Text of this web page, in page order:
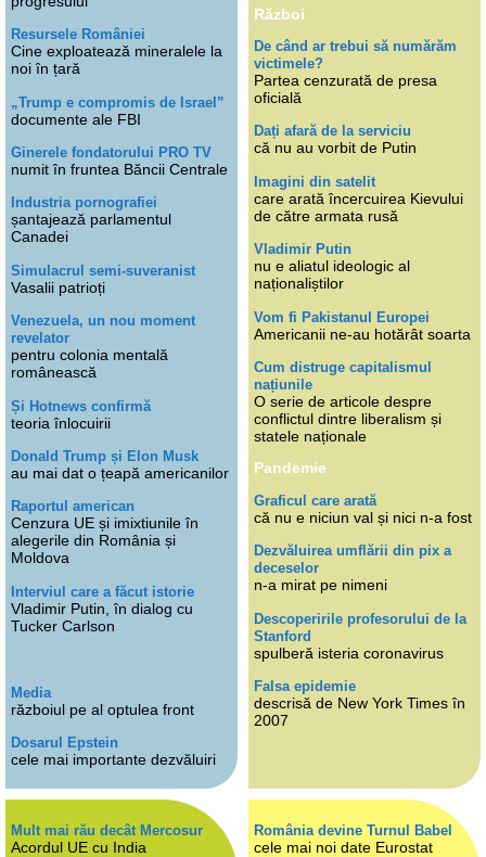
Resursele României
Cine exploatează mineralele la
noi în țară
„Trump e compromis de Israel”
documente ale FBI
Ginerele fondatorului PRO TV
numit în fruntea Băncii Centrale
Industria pornografiei
șantajează parlamentul
Canadei
Simulacrul semi-suveranist
Vasalii patrioți
Venezuela, un nou moment
revelator
pentru colonia mentală
românească
Și Hotnews confirmă
teoria înlocuirii
Donald Trump și Elon Musk
au mai dat o țeapă americanilor
Raportul american
Cenzura UE și imixtiunile în
alegerile din România și
Moldova
Interviul care a făcut istorie
Vladimir Putin, în dialog cu
Tucker Carlson
Media
războiul pe al optulea front
Dosarul Epstein
cele mai importante dezvăluiri
Război
De când ar trebui să numărăm
victimele?
Partea cenzurată de presa
oficială
Dați afară de la serviciu
că nu au vorbit de Putin
Imagini din satelit
care arată încercuirea Kievului
de către armata rusă
Vladimir Putin
nu e aliatul ideologic al
naționaliștilor
Vom fi Pakistanul Europei
Americanii ne-au hotărât soarta
Cum distruge capitalismul
națiunile
O serie de articole despre
conflictul dintre liberalism și
statele naționale
Pandemie
Graficul care arată
că nu e niciun val și nici n-a fost
Dezvăluirea umflării din pix a
deceselor
n-a mirat pe nimeni
Descoperirile profesorului de la
Stanford
spulberă isteria coronavirus
Falsa epidemie
descrisă de New York Times în
2007
Mult mai rău decât Mercosur
Acordul UE cu India
România devine Turnul Babel
cele mai noi date Eurostat